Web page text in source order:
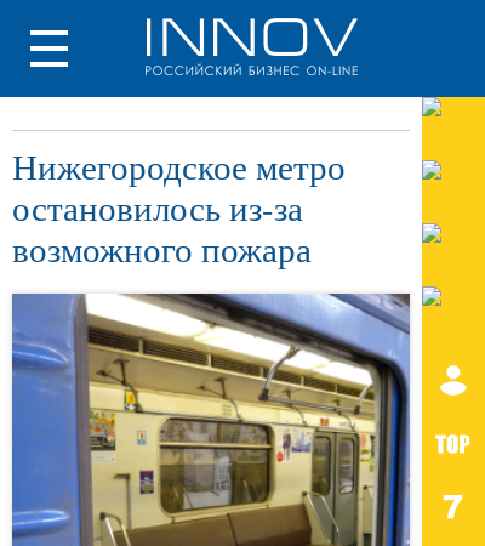
Нижегородское метро
остановилось из-за
возможного пожара